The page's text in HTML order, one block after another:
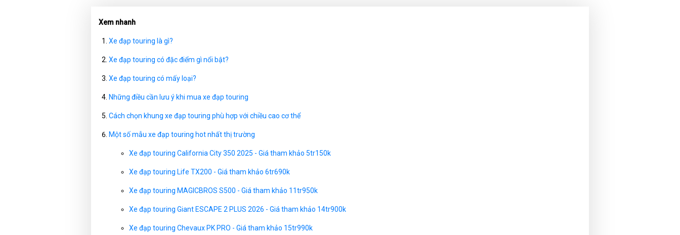
Xem nhanh
Xe đạp touring là gì?
Xe đạp touring có đặc điểm gì nổi bật?
Xe đạp touring có mấy loại?
Những điều cần lưu ý khi mua xe đạp touring
Cách chọn khung xe đạp touring phù hợp với chiều cao cơ thể
Một số mẫu xe đạp touring hot nhất thị trường
Xe đạp touring California City 350 2025 - Giá tham khảo 5tr150k
Xe đạp touring Life TX200 - Giá tham khảo 6tr690k
Xe đạp touring MAGICBROS S500 - Giá tham khảo 11tr950k
Xe đạp touring Giant ESCAPE 2 PLUS 2026 - Giá tham khảo 14tr900k
Xe đạp touring Chevaux PK PRO - Giá tham khảo 15tr990k